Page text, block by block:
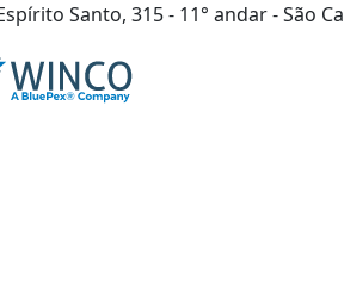
Santo, 315 - 11° andar - São